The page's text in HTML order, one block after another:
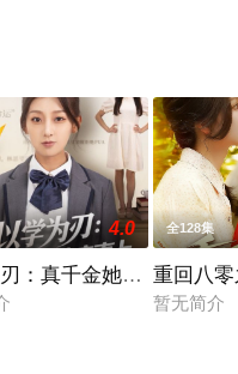
4.0
：真千金她逆流直上
全128集
重回八
暂无简介